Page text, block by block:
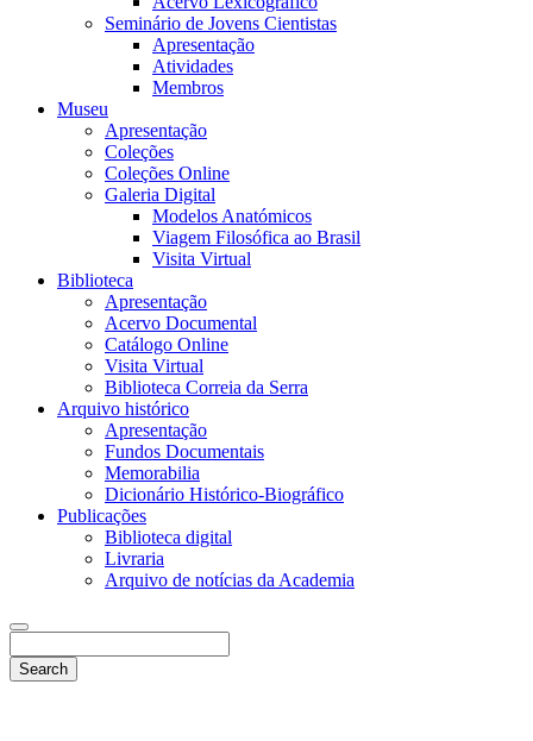
Seminário de Jovens Cientistas
Apresentação
Atividades
Membros
Museu
Apresentação
Coleções
Coleções Online
Galeria Digital
Modelos Anatómicos
Viagem Filosófica ao Brasil
Visita Virtual
Biblioteca
Apresentação
Acervo Documental
Catálogo Online
Visita Virtual
Biblioteca Correia da Serra
Arquivo histórico
Apresentação
Fundos Documentais
Memorabilia
Dicionário Histórico-Biográfico
Publicações
Biblioteca digital
Livraria
Arquivo de notícias da Academia